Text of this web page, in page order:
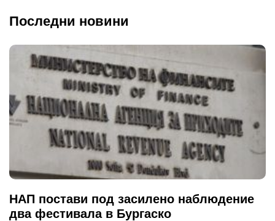
Последни новини
НАП постави под засилено наблюдение
два фестивала в Бургаско